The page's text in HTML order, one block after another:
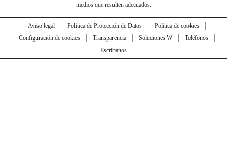
medios que resulten adecuados.
Aviso legal Política de Protección de Datos
Política de cookies
Configuración de cookies
Transparencia Soluciones W
Teléfonos
Escríbanos